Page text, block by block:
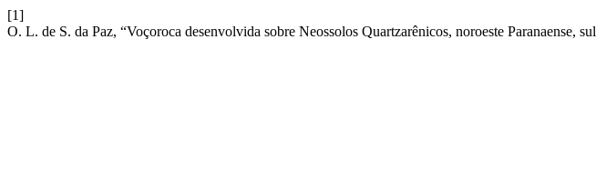
[1]
O. L. de S. da Paz, “Voçoroca desenvolvida sobre Neossolos Quartzarênicos, noroeste Paranaense,